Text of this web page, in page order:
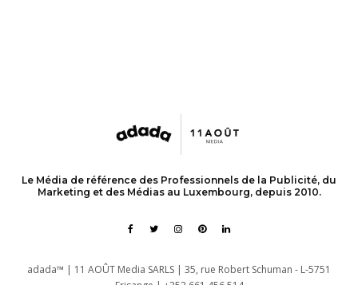
Le Média de référence des Professionnels de la Publicité, du
Marketing et des Médias au Luxembourg, depuis 2010.
adada™ | 11 AOÛT Media SARLS | 35, rue Robert Schuman - L-5751